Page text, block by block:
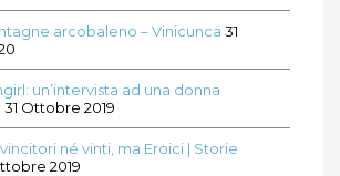
arcobaleno – Vinicunca 31
un’intervista ad una donna
31 Ottobre 2019
vincitori né vinti, ma Eroici | Storie
2019